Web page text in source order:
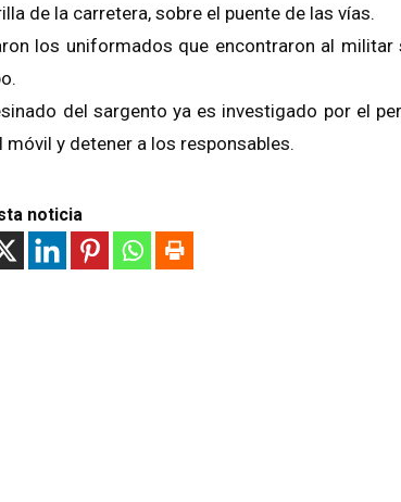
de la carretera, sobre el puente de las vías.
los uniformados que encontraron al
del sargento ya es investigado por el
móvil y detener a los responsables.
noticia